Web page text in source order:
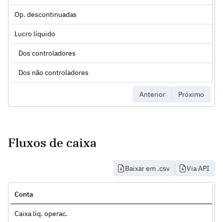
Op. descontinuadas
Lucro líquido
Dos controladores
Dos não controladores
Anterior Próximo
Fluxos de caixa
Baixar em .csv Via API
Conta
Caixa líq. operac.